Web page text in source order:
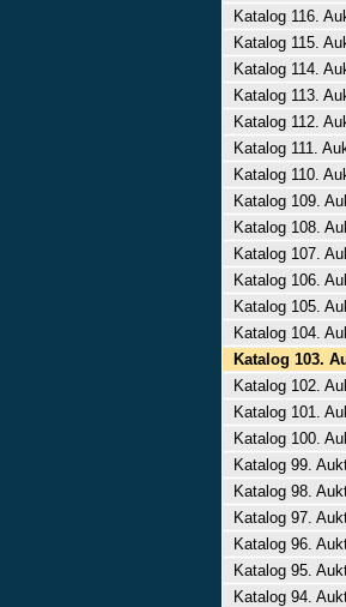
Katalog 116.
Katalog 115.
Katalog 114.
Katalog 113.
Katalog 112.
Katalog 111.
Katalog 110.
Katalog 109.
Katalog 108.
Katalog 107.
Katalog 106.
Katalog 105.
Katalog 104.
Katalog 103.
Katalog 102.
Katalog 101.
Katalog 100.
Katalog 99.
Katalog 98.
Katalog 97.
Katalog 96.
Katalog 95.
Katalog 94.